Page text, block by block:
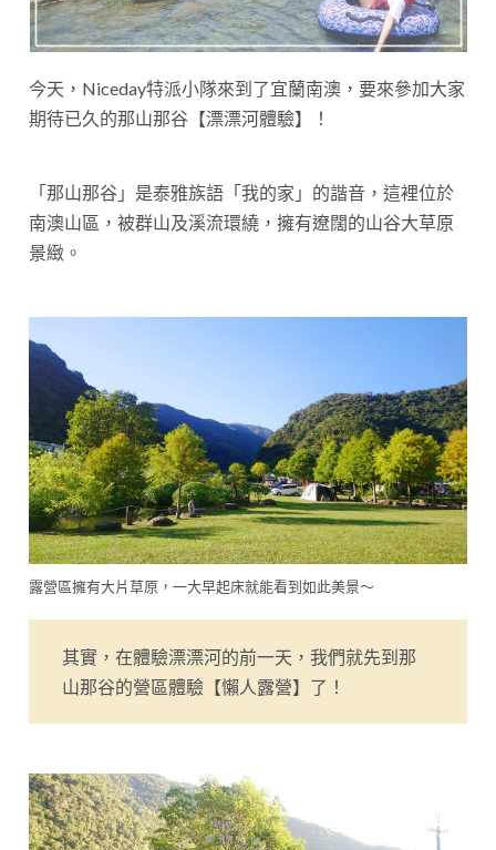
今天，Niceday特派小隊來到了宜蘭南澳，要來參加大家
期待已久的那山那谷【漂漂河體驗】！
「那山那谷」是泰雅族語「我的家」的諧音，這裡位於
南澳山區，被群山及溪流環繞，擁有遼闊的山谷大草原
景緻。
露營區擁有大片草原，一大早起床就能看到如此美景～
其實，在體驗漂漂河的前一天，我們就先到那
山那谷的營區體驗【懶人露營】了！